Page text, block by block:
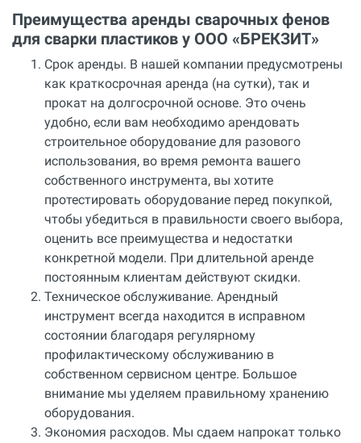
Преимущества аренды сварочных фенов
для сварки пластиков у ООО «БРЕКЗИТ»
Срок аренды. В нашей компании предусмотрены
как краткосрочная аренда (на сутки), так и
прокат на долгосрочной основе. Это очень
удобно, если вам необходимо арендовать
строительное оборудование для разового
использования, во время ремонта вашего
собственного инструмента, вы хотите
протестировать оборудование перед покупкой,
чтобы убедиться в правильности своего выбора,
оценить все преимущества и недостатки
конкретной модели. При длительной аренде
постоянным клиентам действуют скидки.
Техническое обслуживание. Арендный
инструмент всегда находится в исправном
состоянии благодаря регулярному
профилактическому обслуживанию в
собственном сервисном центре. Большое
внимание мы уделяем правильному хранению
оборудования.
Экономия расходов. Мы сдаем напрокат только